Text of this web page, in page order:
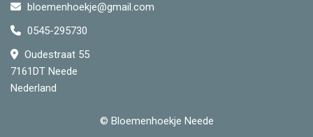
bloemenhoekje@gmail.com
0545-295730
Oudestraat 55
7161DT Neede
Nederland
© Bloemenhoekje Neede